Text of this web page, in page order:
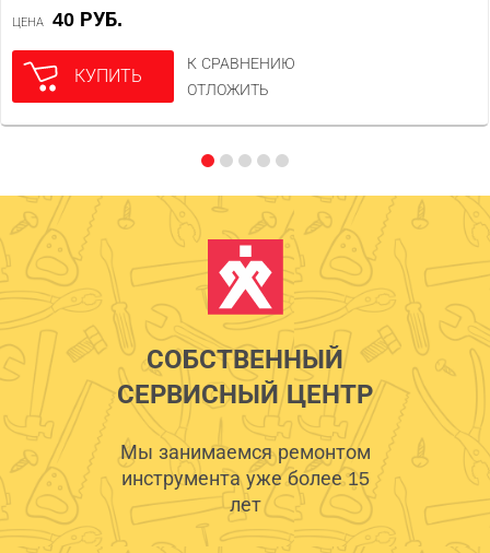
ЦЕНА 40 РУБ.
КУПИТЬ
К СРАВНЕНИЮ
ОТЛОЖИТЬ
СОБСТВЕННЫЙ
СЕРВИСНЫЙ ЦЕНТР
Мы занимаемся ремонтом
инструмента уже более 15
лет